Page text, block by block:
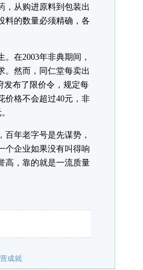
，从购进原料到包装出
料的数量必须精确，各
在2003年非典期间，
。然而，同仁堂每卖出
发布了限价令，规定每
价格不会超过40元，非
年老字号是先谋势，
个企业如果没有叫得响
高，靠的就是一流质量
成就